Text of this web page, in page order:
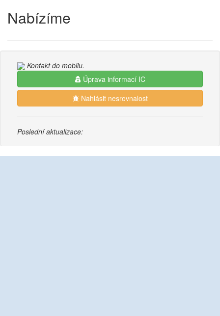
Nabízíme
Kontakt do mobilu.
Úprava informací IC
Nahlásit nesrovnalost
Poslední aktualizace: